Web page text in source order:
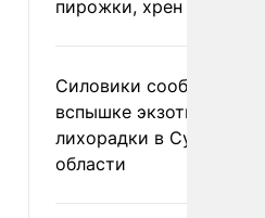
пирожки, хрен и морс
Силовики сообщили о
вспышке экзотической
лихорадки в Сумской
области